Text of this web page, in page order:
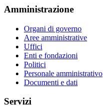
Amministrazione
Organi di governo
Aree amministrative
Uffici
Enti e fondazioni
Politici
Personale amministrativo
Documenti e dati
Servizi